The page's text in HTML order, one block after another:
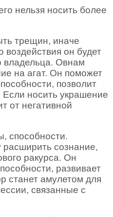
нельзя носить более
трещин, иначе
воздействия он будет
владельца. Овнам
на агат. Он поможет
позволит
носить украшение
от негативной
способности.
сознание,
ракурса. Он
развивает
станет амулетом для
связанные с